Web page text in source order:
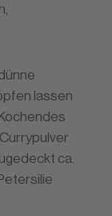
lassen
ca.